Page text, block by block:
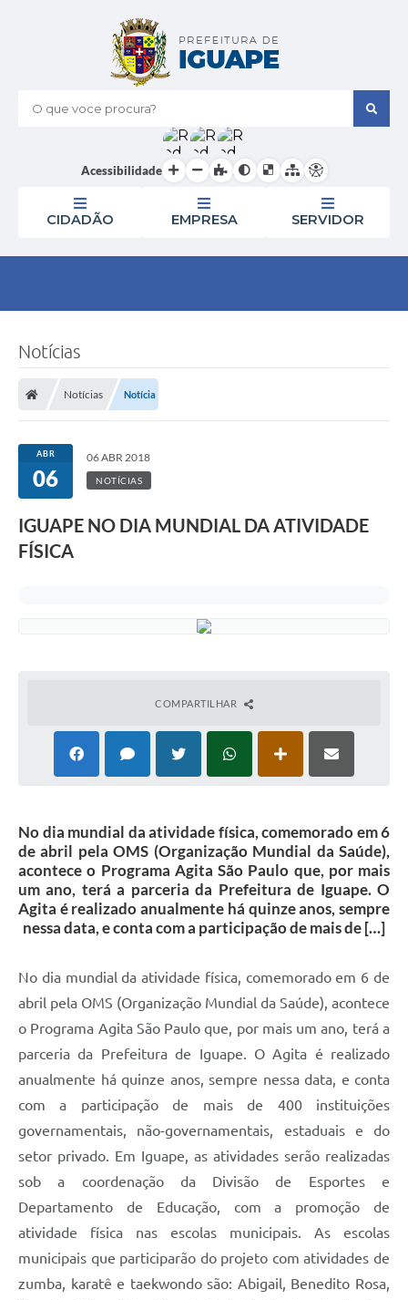
O que voce procura?
Acessibilidade
CIDADÃO EMPRESA SERVIDOR
Notícias
Notícias Notícia
ABR
06
06 ABR 2018
NOTÍCIAS
IGUAPE NO DIA MUNDIAL DA ATIVIDADE
FÍSICA
COMPARTILHAR
No dia mundial da atividade física, comemorado em 6
de abril pela OMS (Organização Mundial da Saúde),
acontece o Programa Agita São Paulo que, por mais
um ano, terá a parceria da Prefeitura de Iguape. O
Agita é realizado anualmente há quinze anos, sempre
nessa data, e conta com a participação de mais de […]
No dia mundial da atividade física, comemorado em 6 de
abril pela OMS (Organização Mundial da Saúde), acontece
o Programa Agita São Paulo que, por mais um ano, terá a
parceria da Prefeitura de Iguape. O Agita é realizado
anualmente há quinze anos, sempre nessa data, e conta
com a participação de mais de 400 instituições
governamentais, não-governamentais, estaduais e do
setor privado. Em Iguape, as atividades serão realizadas
sob a coordenação da Divisão de Esportes e
Departamento de Educação, com a promoção de
atividade física nas escolas municipais. As escolas
municipais que participarão do projeto com atividades de
zumba, karatê e taekwondo são: Abigail, Benedito Rosa,